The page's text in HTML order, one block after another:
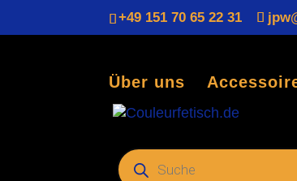
+49 151 70 65 22 31
Über uns
Products
search